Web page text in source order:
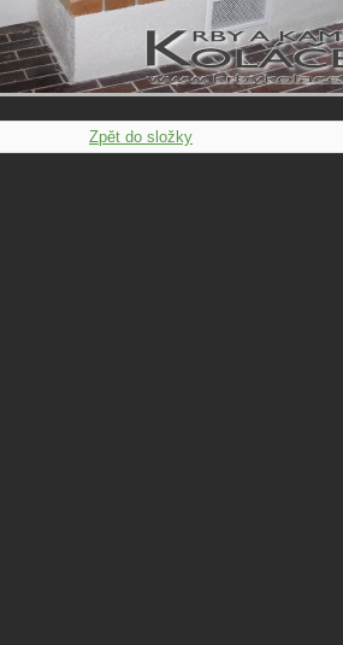
Zpět do složky